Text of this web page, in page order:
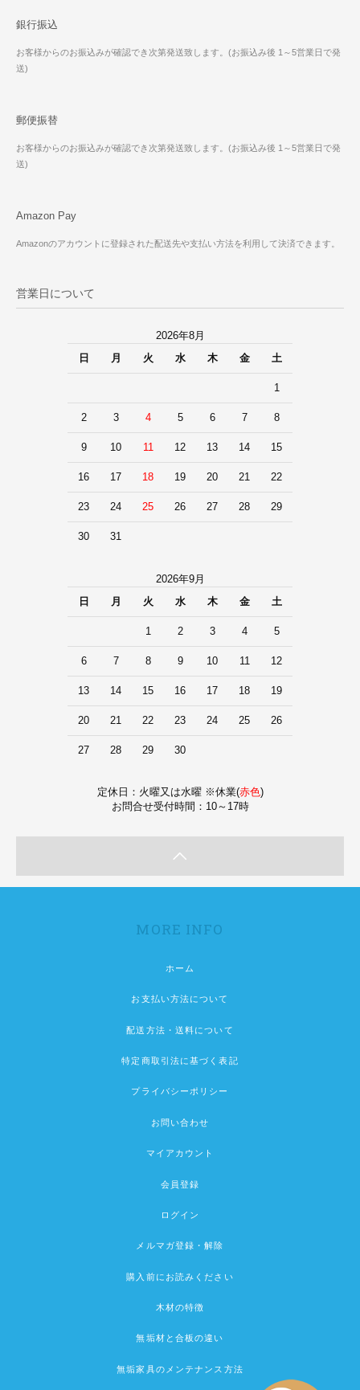
銀行振込
お客様からのお振込みが確認でき次第発送致します。(お振込み後 1～5営業日で発
送)
郵便振替
お客様からのお振込みが確認でき次第発送致します。(お振込み後 1～5営業日で発
送)
Amazon Pay
Amazonのアカウントに登録された配送先や支払い方法を利用して決済できます。
営業日について
2026年8月
日
月 火 水 木 金 土
1
2 3 4 5 6 7 8
9 10 11 12 13 14 15
16 17 18 19 20 21 22
23 24 25 26 27 28 29
30 31
2026年9月
日
月 火 水 木 金 土
1 2 3 4 5
6 7 8 9 10 11 12
13 14 15 16 17 18 19
20 21 22 23 24 25 26
27 28 29 30
定休日：火曜又は水曜 ※休業(赤色)
お問合せ受付時間：10～17時
MORE INFO
ホーム
お支払い方法について
配送方法・送料について
特定商取引法に基づく表記
プライバシーポリシー
お問い合わせ
マイアカウント
会員登録
ログイン
メルマガ登録・解除
購入前にお読みください
木材の特徴
無垢材と合板の違い
無垢家具のメンテナンス方法